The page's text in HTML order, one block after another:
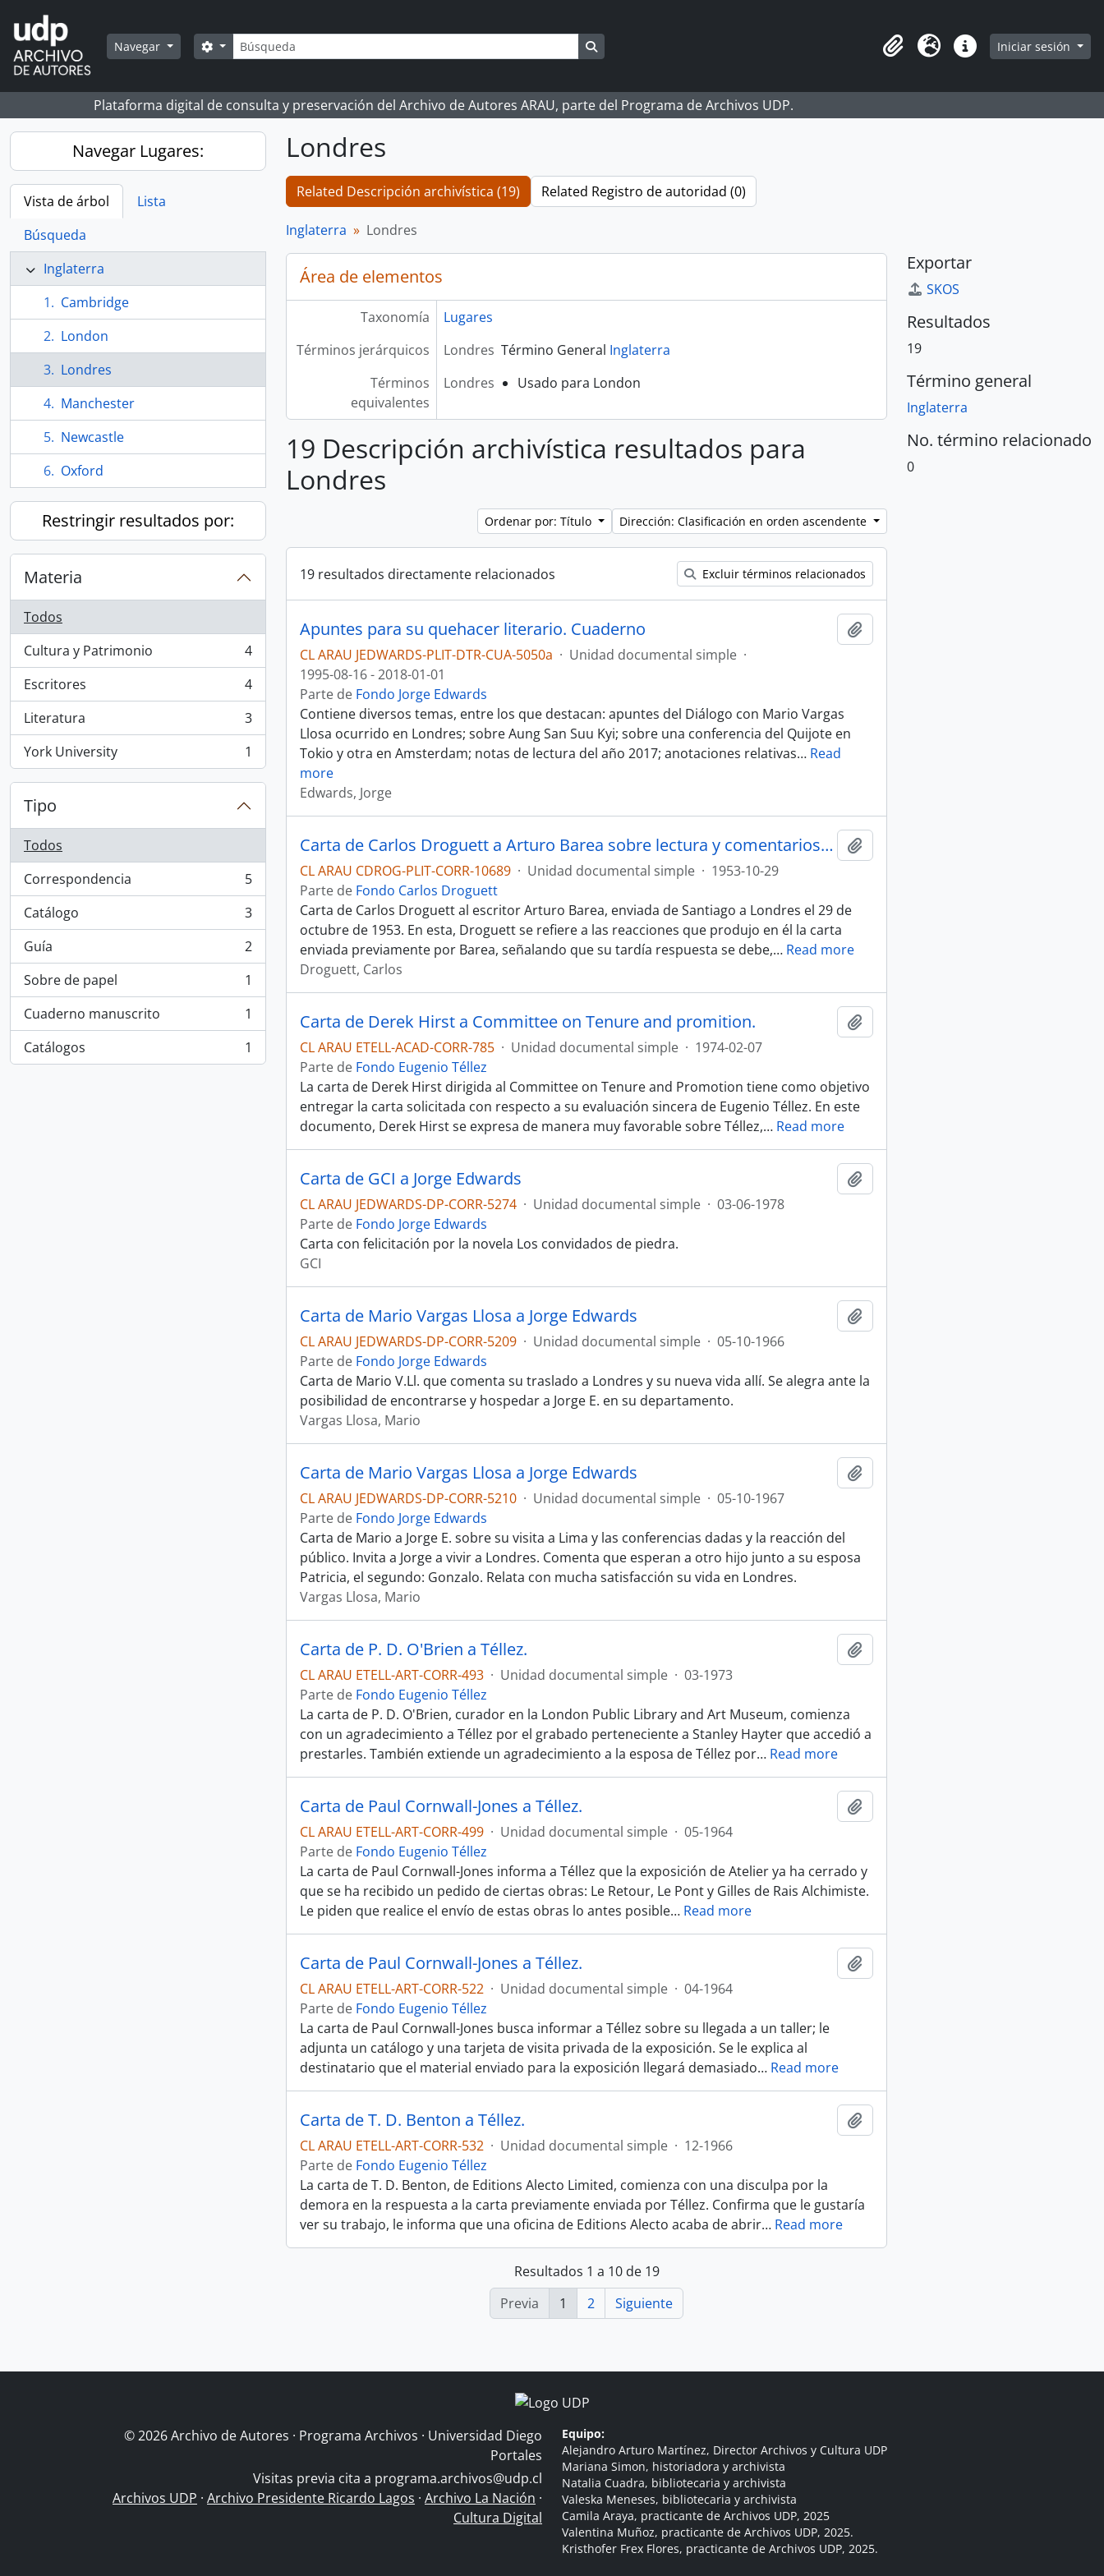
Skip to main content
Navegar Búsqueda
Search options
Portapapeles
Idioma Enlaces rápidos
Iniciar sesión
Plataforma digital de consulta y preservación del Archivo de Autores ARAU, parte del Programa de Archivos UDP.
Navegar Lugares:
Vista de árbol
Lista
Búsqueda
Inglaterra
Cambridge
London
Londres
Manchester
Newcastle
Oxford
Restringir resultados por:
Materia
Todos
Cultura y Patrimonio
, 4 resultados
4
Escritores
, 4 resultados
4
Literatura
, 3 resultados
3
York University
, 1 resultados 1
Tipo
Todos
Correspondencia
, 5 resultados
5
Catálogo
, 3 resultados
3
Guía
, 2 resultados
2
Sobre de papel
, 1 resultados
1
Cuaderno manuscrito
, 1 resultados
1
Catálogos
, 1 resultados 1
Londres
Related Descripción archivística (19) Related Registro de autoridad (0)
Inglaterra Londres
Área de elementos
Taxonomía
Lugares
Términos jerárquicos
Londres Término General Inglaterra
Términos
equivalentes
Londres Usado para London
19 Descripción archivística resultados para
Londres
Ordenar por: Título Dirección: Clasificación en orden ascendente
19 resultados directamente relacionados Excluir términos relacionados
Apuntes para su quehacer literario. Cuaderno
CL ARAU JEDWARDS-PLIT-DTR-CUA-5050a · Unidad documental simple ·
1995-08-16 - 2018-01-01
Parte de Fondo Jorge Edwards
Contiene diversos temas, entre los que destacan: apuntes del Diálogo con Mario Vargas
Llosa ocurrido en Londres; sobre Aung San Suu Kyi; sobre una conferencia del Quijote en
Tokio y otra en Amsterdam; notas de lectura del año 2017; anotaciones relativas… Read
more
Edwards, Jorge
Carta de Carlos Droguett a Arturo Barea sobre lectura y comentarios de su novela
CL ARAU CDROG-PLIT-CORR-10689 · Unidad documental simple · 1953-10-29
Parte de Fondo Carlos Droguett
Carta de Carlos Droguett al escritor Arturo Barea, enviada de Santiago a Londres el 29 de
octubre de 1953. En esta, Droguett se refiere a las reacciones que produjo en él la carta
enviada previamente por Barea, señalando que su tardía respuesta se debe,… Read more
Droguett, Carlos
Carta de Derek Hirst a Committee on Tenure and promition.
CL ARAU ETELL-ACAD-CORR-785 · Unidad documental simple · 1974-02-07
Parte de Fondo Eugenio Téllez
La carta de Derek Hirst dirigida al Committee on Tenure and Promotion tiene como objetivo
entregar la carta solicitada con respecto a su evaluación sincera de Eugenio Téllez. En este
documento, Derek Hirst se expresa de manera muy favorable sobre Téllez,… Read more
Carta de GCI a Jorge Edwards
CL ARAU JEDWARDS-DP-CORR-5274 · Unidad documental simple · 03-06-1978
Parte de Fondo Jorge Edwards
Carta con felicitación por la novela Los convidados de piedra.
GCI
Carta de Mario Vargas Llosa a Jorge Edwards
CL ARAU JEDWARDS-DP-CORR-5209 · Unidad documental simple · 05-10-1966
Parte de Fondo Jorge Edwards
Carta de Mario V.Ll. que comenta su traslado a Londres y su nueva vida allí. Se alegra ante la
posibilidad de encontrarse y hospedar a Jorge E. en su departamento.
Vargas Llosa, Mario
Carta de Mario Vargas Llosa a Jorge Edwards
CL ARAU JEDWARDS-DP-CORR-5210 · Unidad documental simple · 05-10-1967
Parte de Fondo Jorge Edwards
Carta de Mario a Jorge E. sobre su visita a Lima y las conferencias dadas y la reacción del
público. Invita a Jorge a vivir a Londres. Comenta que esperan a otro hijo junto a su esposa
Patricia, el segundo: Gonzalo. Relata con mucha satisfacción su vida en Londres.
Vargas Llosa, Mario
Carta de P. D. O'Brien a Téllez.
CL ARAU ETELL-ART-CORR-493 · Unidad documental simple · 03-1973
Parte de Fondo Eugenio Téllez
La carta de P. D. O'Brien, curador en la London Public Library and Art Museum, comienza
con un agradecimiento a Téllez por el grabado perteneciente a Stanley Hayter que accedió a
prestarles. También extiende un agradecimiento a la esposa de Téllez por… Read more
Carta de Paul Cornwall-Jones a Téllez.
CL ARAU ETELL-ART-CORR-499 · Unidad documental simple · 05-1964
Parte de Fondo Eugenio Téllez
La carta de Paul Cornwall-Jones informa a Téllez que la exposición de Atelier ya ha cerrado y
que se ha recibido un pedido de ciertas obras: Le Retour, Le Pont y Gilles de Rais Alchimiste.
Le piden que realice el envío de estas obras lo antes posible… Read more
Carta de Paul Cornwall-Jones a Téllez.
CL ARAU ETELL-ART-CORR-522 · Unidad documental simple · 04-1964
Parte de Fondo Eugenio Téllez
La carta de Paul Cornwall-Jones busca informar a Téllez sobre su llegada a un taller; le
adjunta un catálogo y una tarjeta de visita privada de la exposición. Se le explica al
destinatario que el material enviado para la exposición llegará demasiado… Read more
Carta de T. D. Benton a Téllez.
CL ARAU ETELL-ART-CORR-532 · Unidad documental simple · 12-1966
Parte de Fondo Eugenio Téllez
La carta de T. D. Benton, de Editions Alecto Limited, comienza con una disculpa por la
demora en la respuesta a la carta previamente enviada por Téllez. Confirma que le gustaría
ver su trabajo, le informa que una oficina de Editions Alecto acaba de abrir… Read more
Resultados 1 a 10 de 19
Previa
1 2 Siguiente
Exportar
SKOS
Resultados
19
Término general
Inglaterra
No. término relacionado
0
© 2026 Archivo de Autores · Programa Archivos · Universidad Diego
Portales
Visitas previa cita a programa.archivos@udp.cl
Archivos UDP · Archivo Presidente Ricardo Lagos · Archivo La Nación ·
Cultura Digital
Equipo:
Alejandro Arturo Martínez, Director Archivos y Cultura UDP
Mariana Simon, historiadora y archivista
Natalia Cuadra, bibliotecaria y archivista
Valeska Meneses, bibliotecaria y archivista
Camila Araya, practicante de Archivos UDP, 2025
Valentina Muñoz, practicante de Archivos UDP, 2025.
Kristhofer Frex Flores, practicante de Archivos UDP, 2025.